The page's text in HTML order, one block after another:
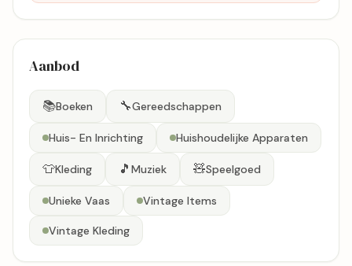
Aanbod
📚Boeken 🔧Gereedschappen
Huis- En Inrichting Huishoudelijke Apparaten
👕Kleding 🎵 Muziek 🧸Speelgoed
Unieke Vaas Vintage Items
Vintage Kleding